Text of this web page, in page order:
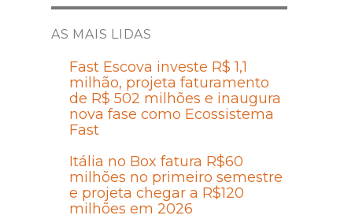
AS MAIS LIDAS
Fast Escova investe R$ 1,1
milhão, projeta faturamento
de R$ 502 milhões e inaugura
nova fase como Ecossistema
Fast
Itália no Box fatura R$60
milhões no primeiro semestre
e projeta chegar a R$120
milhões em 2026